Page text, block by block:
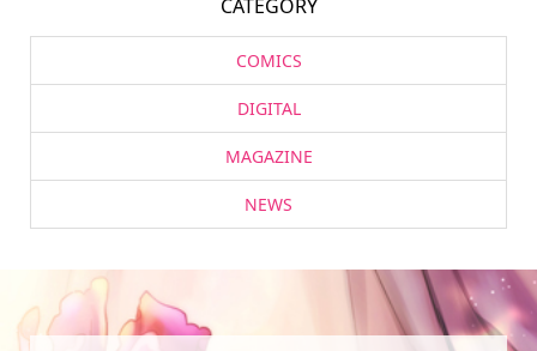
CATEGORY
COMICS
DIGITAL
MAGAZINE
NEWS